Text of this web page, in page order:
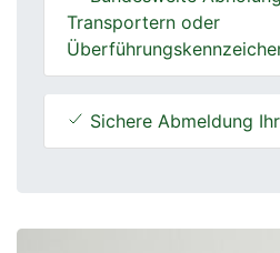
Transportern oder
Sichere Abmeldung